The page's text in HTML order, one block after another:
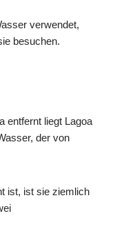
verwendet,
besuchen.
entfernt liegt Lagoa
der von
ist, ist sie ziemlich